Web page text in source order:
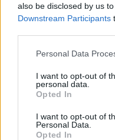
also be disclosed by us
Downstream Participants
Please note that this
not limited to your visit or
grant or deny consent to
use your data for below
consent section.
Personal Data
I want to opt-out of
personal data.
Opted In
I want to opt-out of
Personal Data.
Opted In